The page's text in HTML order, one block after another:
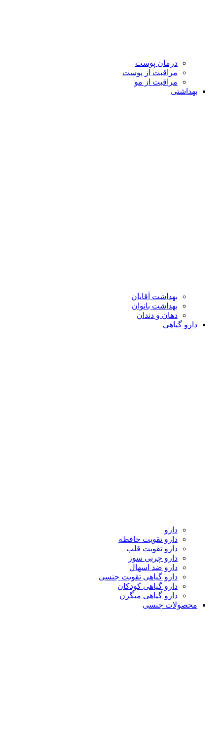
درمان پوست
مراقبت از پوست
مراقبت از مو
بهداشتی
بهداشت آقایان
بهداشت بانوان
دهان و دندان
دارو گیاهی
دارو
دارو تقویت حافظه
دارو تقویت قلب
دارو چربی سوز
دارو ضد اسهال
دارو گیاهی تقویت جنسی
دارو گیاهی کودکان
دارو گیاهی میگرن
محصولات جنسی